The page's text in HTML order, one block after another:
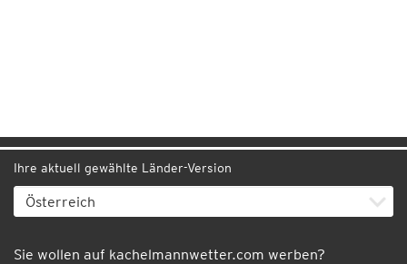
Ihre aktuell gewählte Länder-Version
Sie wollen auf kachelmannwetter.com werben?